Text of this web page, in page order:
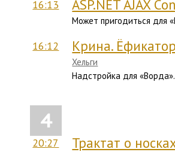
16:13 ASP.NET AJAX
Может пригодиться для
16:12 Крина.
Хельги
Надстройка для «Ворда».
4
20:27 Трактат о